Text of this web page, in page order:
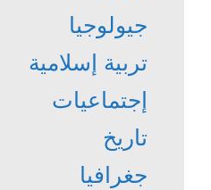
جيولوجيا
تربية إسلامية
إجتماعيات
تاريخ
جغرافيا